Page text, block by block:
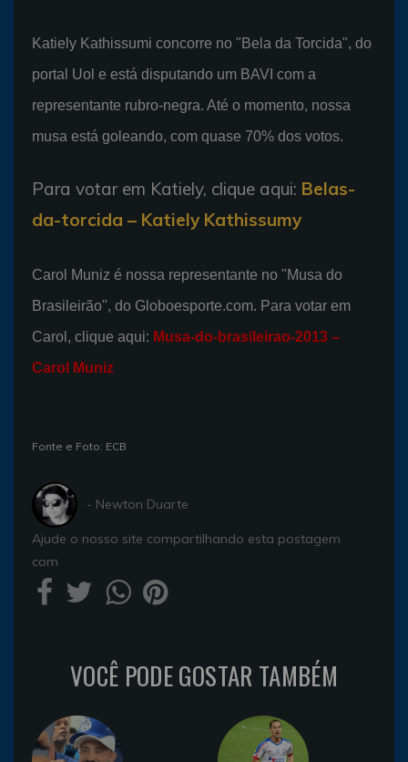
Katiely Kathissumi concorre no "Bela da Torcida", do
portal Uol e está disputando um BAVI com a
representante rubro-negra. Até o momento, nossa
musa está goleando, com quase 70% dos votos.
Para votar em Katiely, clique aqui: Belas-
da-torcida – Katiely Kathissumy
Carol Muniz é nossa representante no "Musa do
Brasileirão", do Globoesporte.com. Para votar em
Carol, clique aqui: Musa-do-brasileirao-2013 –
Carol Muniz
Fonte e Foto: ECB
- Newton Duarte
Ajude o nosso site compartilhando esta postagem
com
VOCÊ PODE GOSTAR TAMBÉM